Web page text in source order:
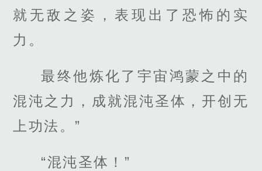
就无敌之姿，表现出了恐怖的实
力。
最终他炼化了宇宙鸿蒙之中的
混沌之力，成就混沌圣体，开创无
上功法。”
“混沌圣体！”